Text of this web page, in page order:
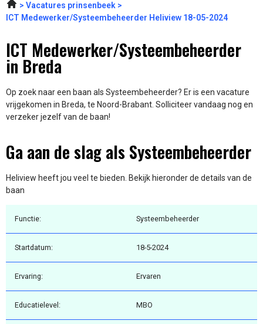
Vacatures prinsenbeek
ICT Medewerker/Systeembeheerder Heliview 18-05-2024
ICT Medewerker/Systeembeheerder
in Breda
Op zoek naar een baan als Systeembeheerder? Er is een vacature
vrijgekomen in Breda, te Noord-Brabant. Solliciteer vandaag nog en
verzeker jezelf van de baan!
Ga aan de slag als Systeembeheerder
Heliview heeft jou veel te bieden. Bekijk hieronder de details van de
baan
Functie: Systeembeheerder
Startdatum: 18-5-2024
Ervaring: Ervaren
Educatielevel: MBO